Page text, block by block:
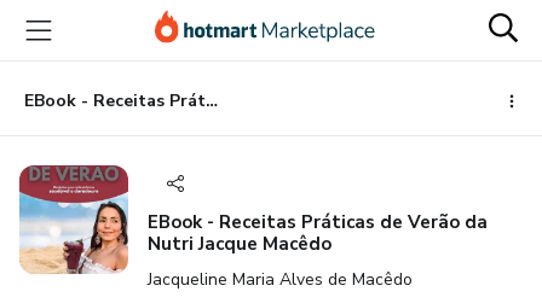
para
conteúdo
principal
para
pagamento
para
rodapé
EBook - Receitas Práticas de Verão da Nutri Jacque Macêdo
EBook - Receitas Práticas de Verão da
Nutri Jacque Macêdo
Jacqueline Maria Alves de Macêdo